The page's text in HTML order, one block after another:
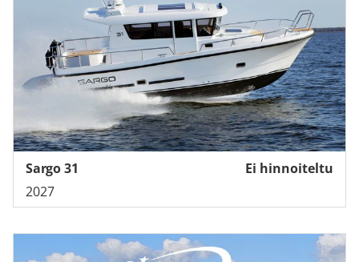
Ei hinnoiteltu
Sargo 31
2027